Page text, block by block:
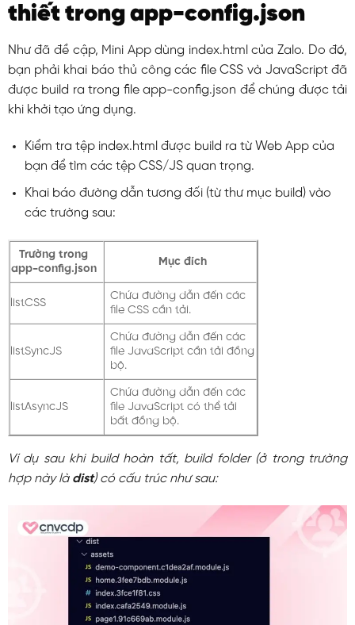
thiết trong app-config.json
Như đã đề cập, Mini App dùng index.html của Zalo. Do đó,
bạn phải khai báo thủ công các file CSS và JavaScript đã
được build ra trong fileapp-config.json để chúng được tải
khi khởi tạo ứng dụng.
Kiểm tra tệp index.html được build ra từ Web App của
bạn để tìm các tệp CSS/JS quan trọng.
Khai báo đường dẫn tương đối (từ thư mục build) vào
các trường sau:
Trường trong
app-config.json
Mục đích
listCSS
Chứa đường dẫn đến các
file CSS cần tải.
listSyncJS
Chứa đường dẫn đến các
file JavaScript cần tải đồng
bộ.
listAsyncJS
Chứa đường dẫn đến các
file JavaScript có thể tải
bất đồng bộ.
Ví dụ sau khi build hoàn tất, build folder (ở trong trường
hợp này là dist) có cấu trúc như sau: